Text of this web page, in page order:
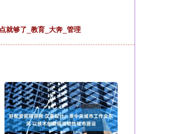
就够了_教育_大奔_管理